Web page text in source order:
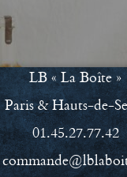
LB « La Boîte »
Paris & Hauts-de-
01.45.27.77.42